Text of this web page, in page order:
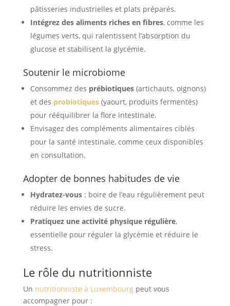
pâtisseries industrielles et plats préparés.
Intégrez des aliments riches en fibres, comme les
légumes verts, qui ralentissent l’absorption du
glucose et stabilisent la glycémie.
Soutenir le microbiome
Consommez des prébiotiques(artichauts, oignons)
et des probiotiques(yaourt, produits fermentés)
pour rééquilibrer la flore intestinale.
Envisagez des compléments alimentaires ciblés
pour la santé intestinale, comme ceux disponibles
en consultation.
Adopter de bonnes habitudes de vie
Hydratez-vous: boire de l’eau régulièrement peut
réduire les envies de sucre.
Pratiquez une activité physique régulière,
essentielle pour réguler la glycémie et réduire le
stress.
Le rôle du nutritionniste
Un nutritionniste à Luxembourg peut vous
accompagner pour :